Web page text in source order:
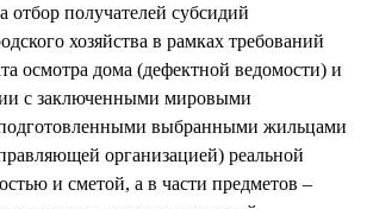
отбор получателей субсидий
хозяйства в рамках требований
осмотра дома (дефектной ведомости) и
с заключенными мировыми
выбранными жильцами
организацией) реальной
и сметой, а в части предметов –